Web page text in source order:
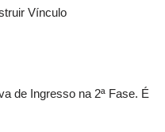
Vínculo
de Ingresso na 2ª Fase. É